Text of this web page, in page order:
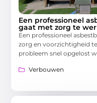
Een professioneel
gaat met zorg te
Een professioneel
zorg en voorzichtigheid
probleem snel opgelost
Verbouwen